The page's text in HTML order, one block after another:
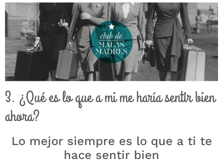
3. ¿Qué es lo que a mi me haría sentir bien
ahora?
Lo mejor siempre es lo que a ti te
hace sentir bien